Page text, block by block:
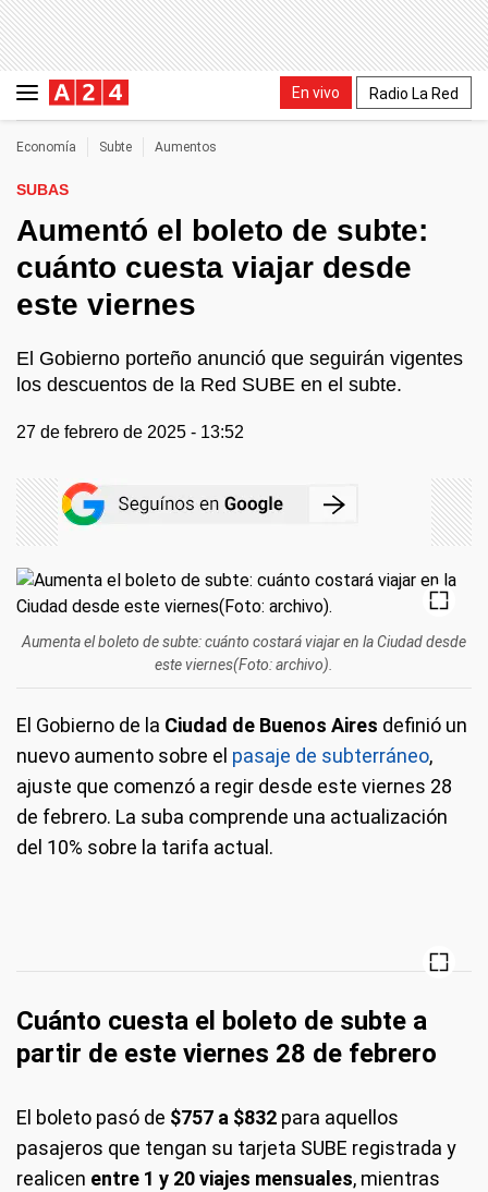
En vivo Radio La Red
Economía Subte Aumentos
SUBAS
Aumentó el boleto de subte:
cuánto cuesta viajar desde
este viernes
El Gobierno porteño anunció que seguirán vigentes
los descuentos de la Red SUBE en el subte.
27 de febrero de 2025 - 13:52
Aumenta el boleto de subte: cuánto costará viajar en la Ciudad desde
este viernes(Foto: archivo).
El Gobierno de la Ciudad de Buenos Aires definió un
nuevo aumento sobre el pasaje de subterráneo,
ajuste que comenzó a regir desde este viernes 28
de febrero. La suba comprende una actualización
del 10% sobre la tarifa actual.
Cuánto cuesta el boleto de subte a
partir de este viernes 28 de febrero
El boleto pasó de $757 a $832 para aquellos
pasajeros que tengan su tarjeta SUBE registrada y
realicen entre 1 y 20 viajes mensuales, mientras